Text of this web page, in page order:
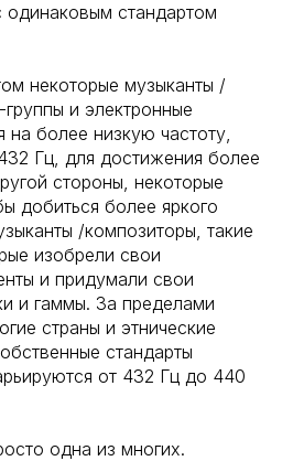
стандартом
некоторые музыканты /
и электронные
на более низкую частоту,
Гц, для достижения более
стороны, некоторые
добиться более яркого
/композиторы, такие
изобрели свои
и придумали свои
и гаммы. За пределами
страны и этнические
стандарты
от 432 Гц до 440
одна из многих.